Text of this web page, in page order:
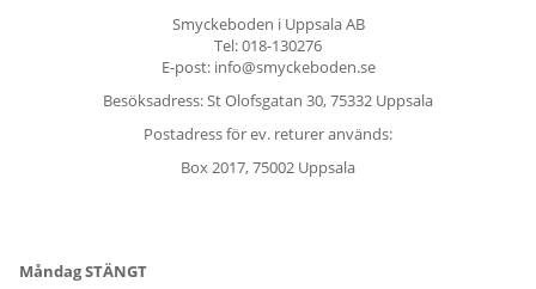
Smyckeboden i Uppsala AB
Tel:018-130276
E-post: info@smyckeboden.se
Besöksadress: St Olofsgatan 30, 75332 Uppsala
Postadress för ev. returer används:
Box 2017, 75002 Uppsala
Måndag STÄNGT